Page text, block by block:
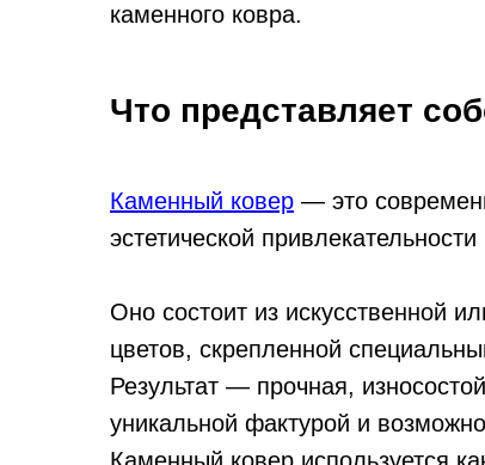
каменного ковра.
Что представляет
Каменный ковер — это
эстетической
Оно состоит из искусственной
цветов, скрепленной
Результат — прочная,
уникальной фактурой и